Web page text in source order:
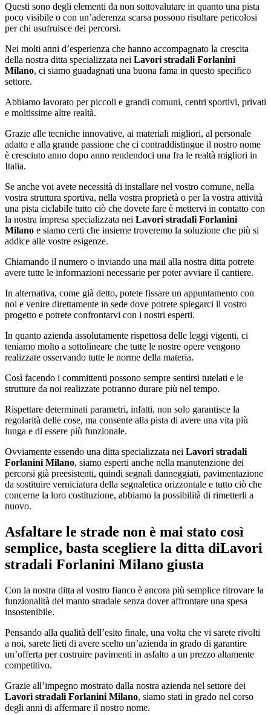
Questi sono degli elementi da non sottovalutare in quanto una pista
poco visibile o con un’aderenza scarsa possono risultare pericolosi
per chi usufruisce dei percorsi.
Nei molti anni d’esperienza che hanno accompagnato la crescita
della nostra ditta specializzata nei Lavori stradali Forlanini
Milano, ci siamo guadagnati una buona fama in questo specifico
settore.
Abbiamo lavorato per piccoli e grandi comuni, centri sportivi, privati
e moltissime altre realtà.
Grazie alle tecniche innovative, ai materiali migliori, al personale
adatto e alla grande passione che ci contraddistingue il nostro nome
è cresciuto anno dopo anno rendendoci una fra le realtà migliori in
Italia.
Se anche voi avete necessità di installare nel vostro comune, nella
vostra struttura sportiva, nella vostra proprietà o per la vostra attività
una pista ciclabile tutto ciò che dovete fare è mettervi in contatto con
la nostra impresa specializzata nei Lavori stradali Forlanini
Milano e siamo certi che insieme troveremo la soluzione che più si
addice alle vostre esigenze.
Chiamando il numero o inviando una mail alla nostra ditta potrete
avere tutte le informazioni necessarie per poter avviare il cantiere.
In alternativa, come già detto, potete fissare un appuntamento con
noi e venire direttamente in sede dove potrete spiegarci il vostro
progetto e potrete confrontarvi con i nostri esperti.
In quanto azienda assolutamente rispettosa delle leggi vigenti, ci
teniamo molto a sottolineare che tutte le nostre opere vengono
realizzate osservando tutte le norme della materia.
Così facendo i committenti possono sempre sentirsi tutelati e le
strutture da noi realizzate potranno durare più nel tempo.
Rispettare determinati parametri, infatti, non solo garantisce la
regolarità delle cose, ma consente alla pista di avere una vita più
lunga e di essere più funzionale.
Ovviamente essendo una ditta specializzata nei Lavori stradali
Forlanini Milano, siamo esperti anche nella manutenzione dei
percorsi già preesistenti, quindi segnali danneggiati, pavimentazione
da sostituire verniciatura della segnaletica orizzontale e tutto ciò che
concerne la loro costituzione, abbiamo la possibilità di rimetterli a
nuovo.
Asfaltare le strade non è mai stato così
semplice, basta scegliere la ditta diLavori
stradali Forlanini Milano giusta
Con la nostra ditta al vostro fianco è ancora più semplice ritrovare la
funzionalità del manto stradale senza dover affrontare una spesa
insostenibile.
Pensando alla qualità dell’esito finale, una volta che vi sarete rivolti
a noi, sarete lieti di avere scelto un’azienda in grado di garantire
un’offerta per costruire pavimenti in asfalto a un prezzo altamente
competitivo.
Grazie all’impegno mostrato dalla nostra azienda nel settore dei
Lavori stradali Forlanini Milano, siamo stati in grado nel corso
degli anni di affermare il nostro nome.